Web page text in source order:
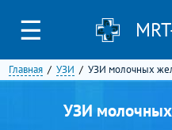
☰
Главная УЗИ УЗИ молочных
УЗИ